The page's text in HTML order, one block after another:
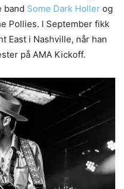
band Some Dark Holler og
Pollies. I September fikk
East i Nashville, når han
på AMA Kickoff.